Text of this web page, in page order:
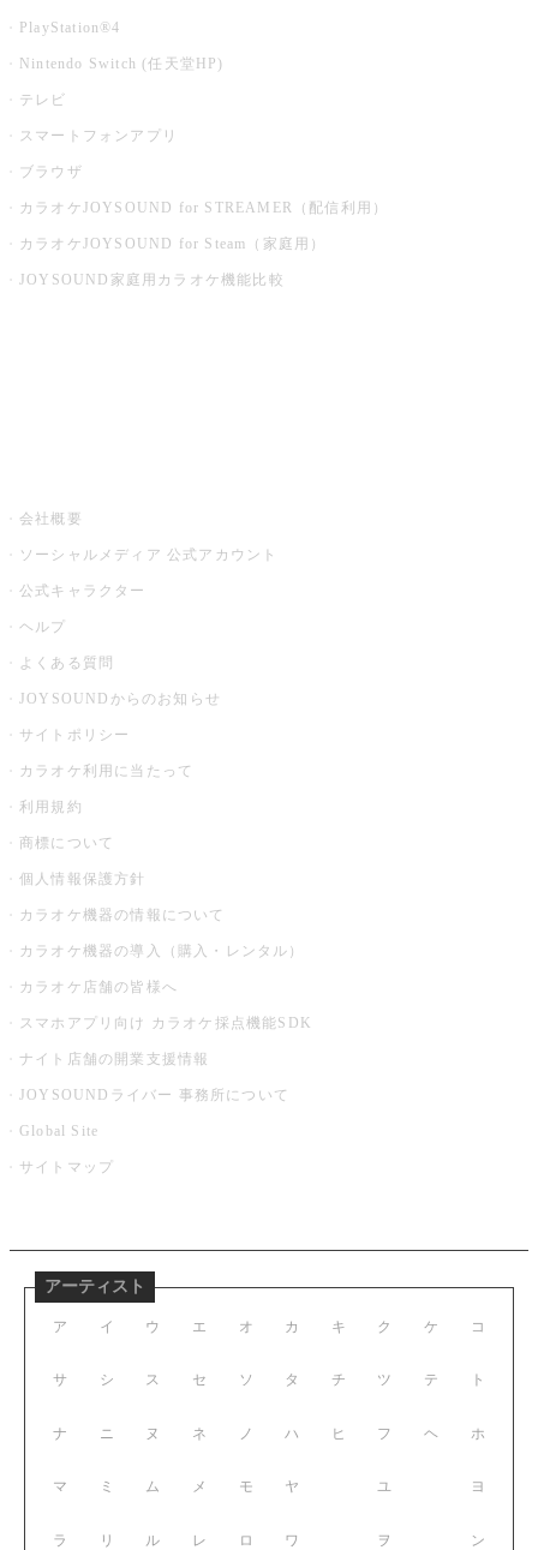
PlayStation®4
Nintendo Switch (任天堂HP)
テレビ
スマートフォンアプリ
ブラウザ
カラオケJOYSOUND for STREAMER（配信利用）
カラオケJOYSOUND for Steam（家庭用）
JOYSOUND家庭用カラオケ機能比較
会社概要
ソーシャルメディア 公式アカウント
公式キャラクター
ヘルプ
よくある質問
JOYSOUNDからのお知らせ
サイトポリシー
カラオケ利用に当たって
利用規約
商標について
個人情報保護方針
カラオケ機器の情報について
カラオケ機器の導入（購入・レンタル）
カラオケ店舗の皆様へ
スマホアプリ向け カラオケ採点機能SDK
ナイト店舗の開業支援情報
JOYSOUNDライバー 事務所について
Global Site
サイトマップ
アーティスト
ア イ ウ エ オ
サ シ ス セ ソ
ナ ニ ヌ ネ ノ
マ ミ ム メ モ
ラ リ ル レ ロ
カ キ ク ケ コ
タ チ ツ テ ト
ハ ヒ フ ヘ ホ
ヤ ユ ヨ
ワ ヲ ン